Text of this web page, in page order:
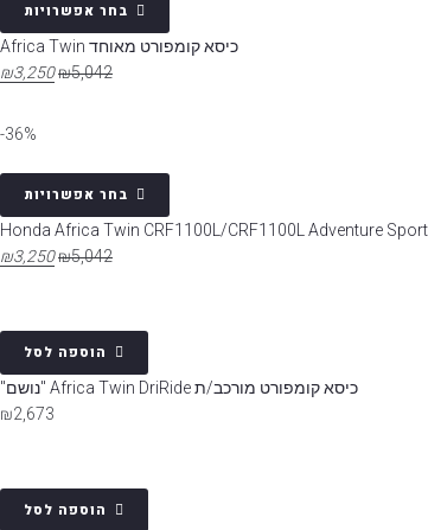
בחר אפשרויות
כיסא קומפורט מאוחד Africa Twin
₪5,042
₪3,250
36%-
בחר אפשרויות
₪5,042
₪3,250
הוספה לסל
כיסא קומפורט מורכב/ת Africa Twin DriRide "נושם"
₪2,673
הוספה לסל